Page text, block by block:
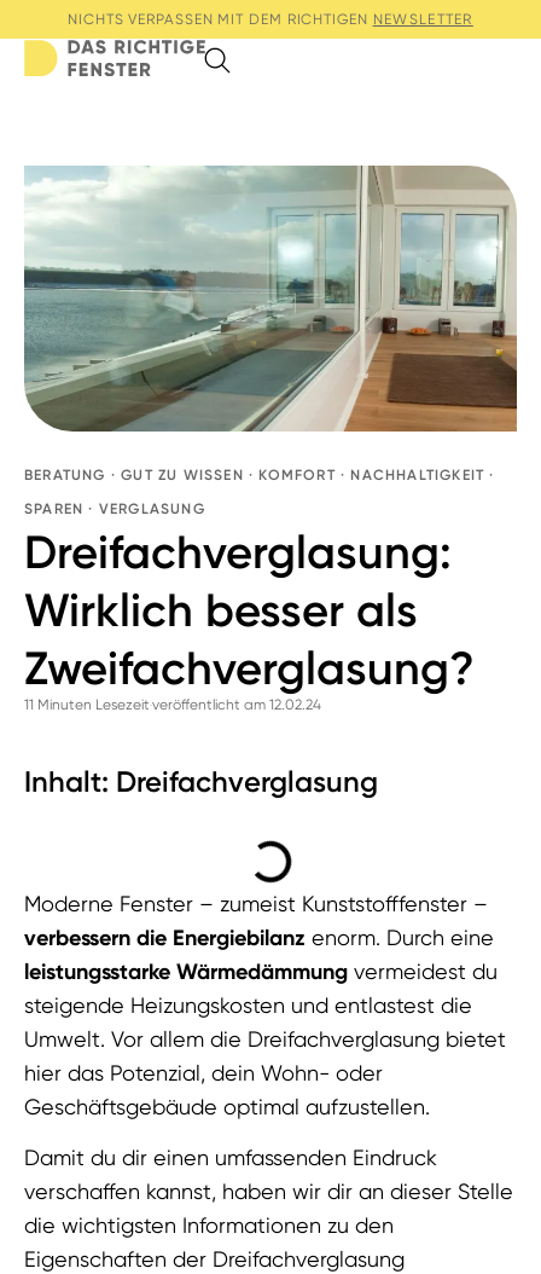
NICHTS VERPASSEN MIT DEM RICHTIGEN NEWSLETTER
Search
BERATUNG ·GUT ZU WISSEN · KOMFORT· NACHHALTIGKEIT ·
SPAREN · VERGLASUNG
Dreifachverglasung:
Wirklich besser als
Zweifachverglasung?
11 Minuten Lesezeit veröffentlicht am 12.02.24
Inhalt: Dreifachverglasung
Moderne Fenster – zumeist Kunststofffenster –
verbessern die Energiebilanz enorm. Durch eine
leistungsstarke Wärmedämmung vermeidest du
steigende Heizungskosten und entlastest die
Umwelt. Vor allem die Dreifachverglasung bietet
hier das Potenzial, dein Wohn- oder
Geschäftsgebäude optimal aufzustellen.
Damit du dir einen umfassenden Eindruck
verschaffen kannst, haben wir dir an dieser Stelle
die wichtigsten Informationen zu den
Eigenschaften der Dreifachverglasung